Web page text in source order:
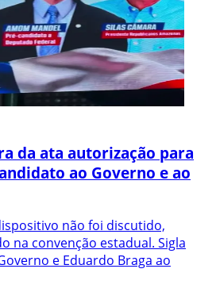
da ata autorização para
ao Governo e ao
não foi discutido,
na convenção estadual. Sigla
e Eduardo Braga ao